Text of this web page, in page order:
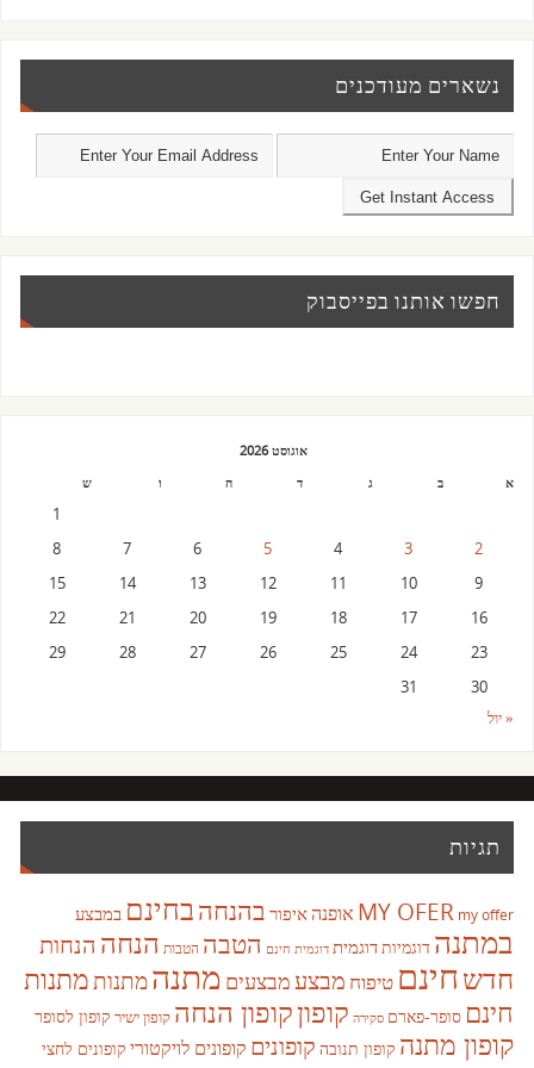
נשארים מעודכנים
חפשו אותנו בפייסבוק
אוגוסט 2026
א
ב ג ד ה ו ש
1
2
3
4
5
6
7
8
9
10
11
12
13
14
15
16
17
18
19
20
21
22
23
24
25
26
27
28
29
30
31
« יול
תגיות
MY OFER my offer אופנהאיפור בהנחהבחינם במבצע
במתנה דוגמיותדוגמית דוגמית חינם הטבה הטבות הנחה הנחות
חדשחינם טיפוח מבצעמבצעים מתנהמתנותמתנות
חינם סופר-פארם סקירה קופוןקופון הנחה קופון ישיר קופון לסופר
קופון מתנה קופון תנובה קופונים קופונים לויקטורי קופונים לחצי